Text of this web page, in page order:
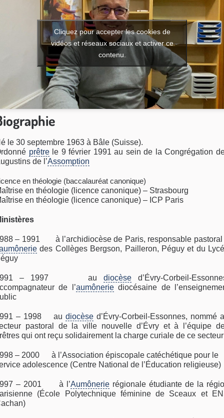
Cliquez pour accepter les cookies de
vidéos et réseaux sociaux et activer ce
contenu.
le 30 septembre 1963 à Bâle (Suisse).
prêtrele 9 février 1991 au sein de la Congrégation
de l’Assomption
en théologie (baccalauréat canonique)
en théologie (licence canonique) – Strasbourg
en théologie (licence canonique) – ICP Paris
– 1991 à l’archidiocèse de Paris, responsable pastoral
des Collèges Bergson, Pailleron, Péguy et du
– 1997 au diocèsed’Évry-Corbeil-
de l’aumôneriediocésaine de
– 1998 au diocèse d’Évry-Corbeil-Essonnes, nommé
pastoral de la ville nouvelle d’Évry et à l’équipe
qui ont reçu solidairement la charge curiale de ce secteur
– 2000 à l’Association épiscopale catéchétique pour le
adolescence (Centre National de l’Éducation religieuse)
– 2001 à l’Aumônerie régionale étudiante de la
(École Polytechnique féminine de Sceaux et